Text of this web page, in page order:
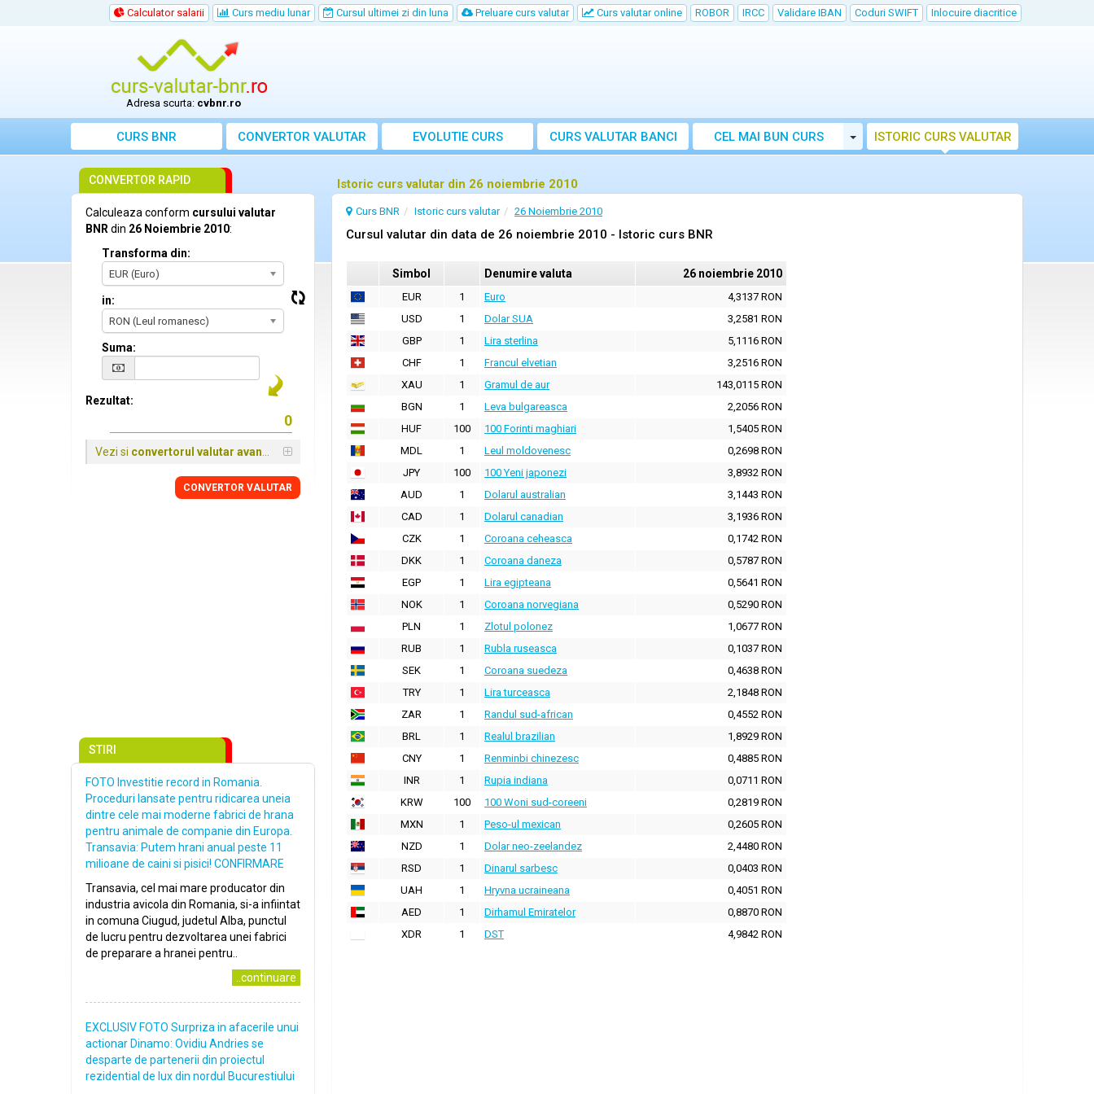
Calculator salarii Curs mediu lunar Cursul ultimei zi din luna Preluare curs valutar Curs valutar online ROBOR IRCC Validare IBAN Coduri SWIFT Inlocuire diacritice
Adresa scurta: cvbnr.ro
CURS BNR CONVERTOR VALUTAR EVOLUTIE CURS CURS VALUTAR BANCI CEL MAI BUN CURS Toggle Dropdown
ISTORIC CURS VALUTAR
Istoric curs valutar din 26 noiembrie 2010
Curs BNR Istoric curs valutar 26 Noiembrie 2010
Cursul valutar din data de 26 noiembrie 2010 - Istoric curs BNR
Simbol Denumire valuta 26 noiembrie 2010
EUR 1 Euro
4,3137 RON
USD
1 Dolar SUA
3,2581 RON
GBP
1 Lira sterlina
5,1116 RON
CHF
1 Francul elvetian
3,2516 RON
XAU
1 Gramul de aur
143,0115 RON
BGN
1 Leva bulgareasca
2,2056 RON
HUF
100 100 Forinti maghiari
1,5405 RON
MDL
1 Leul moldovenesc
0,2698 RON
JPY
100 100 Yeni japonezi
3,8932 RON
AUD
1 Dolarul australian
3,1443 RON
CAD
1 Dolarul canadian
3,1936 RON
CZK
1 Coroana ceheasca
0,1742 RON
DKK
1 Coroana daneza
0,5787 RON
EGP
1 Lira egipteana
0,5641 RON
NOK
1 Coroana norvegiana
0,5290 RON
PLN
1 Zlotul polonez
1,0677 RON
RUB
1 Rubla ruseasca
0,1037 RON
SEK
1 Coroana suedeza
0,4638 RON
TRY
1 Lira turceasca
2,1848 RON
ZAR
1 Randul sud-african
0,4552 RON
BRL
1 Realul brazilian
1,8929 RON
CNY
1 Renminbi chinezesc
0,4885 RON
INR
1 Rupia indiana
0,0711 RON
KRW
100 100 Woni sud-coreeni
0,2819 RON
MXN
1 Peso-ul mexican
0,2605 RON
NZD
1 Dolar neo-zeelandez
2,4480 RON
RSD
1 Dinarul sarbesc
0,0403 RON
UAH
1 Hryvna ucraineana
0,4051 RON
AED
1 Dirhamul Emiratelor
0,8870 RON
XDR
1 DST 4,9842 RON
CONVERTOR RAPID
Calculeaza conform cursului valutar
BNR din 26 Noiembrie 2010:
Transforma din:
EUR (Euro)
in:
RON (Leul romanesc)
Suma:
Rezultat:
Vezi si convertorul valutar avansat
CONVERTOR VALUTAR
STIRI
FOTO Investitie record in Romania.
Proceduri lansate pentru ridicarea uneia
dintre cele mai moderne fabrici de hrana
pentru animale de companie din Europa.
Transavia: Putem hrani anual peste 11
milioane de caini si pisici! CONFIRMARE
Transavia, cel mai mare producator din
industria avicola din Romania, si-a infiintat
in comuna Ciugud, judetul Alba, punctul
de lucru pentru dezvoltarea unei fabrici
de preparare a hranei pentru..
..continuare
EXCLUSIV FOTO Surpriza in afacerile unui
actionar Dinamo: Ovidiu Andries se
desparte de partenerii din proiectul
rezidential de lux din nordul Bucurestiului